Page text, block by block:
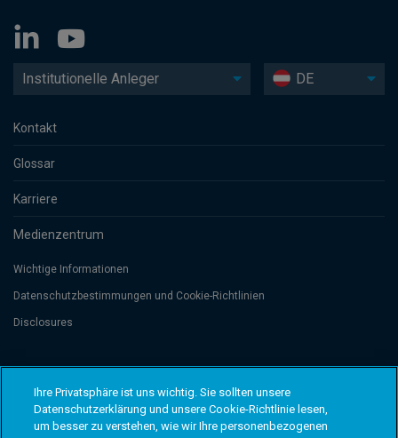
Institutionelle Anleger DE
Kontakt
Glossar
Karriere
Medienzentrum
Wichtige Informationen
Datenschutzbesti­mmungen und Cookie-Richtlinien
Disclosures
de Commerce et des Sociétés (Luxembourg), No. B 110242 and/or
Columbia Threadneedle Netherlands B.V., regulated by the Dutch Authority
for the Financial Markets (AFM), registered No. 08068841. Columbia
Threadneedle Investments (Columbia Threadneedle) ist der globale
Ihre Privatsphäre ist uns wichtig. Sie sollten unsere
Datenschutzerklärung und unsere Cookie-Richtlinie lesen,
um besser zu verstehen, wie wir Ihre personenbezogenen